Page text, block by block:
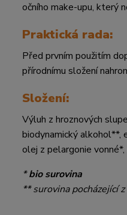
očního make-upu, který
Praktická rada:
Před prvním použitím
přírodnímu složení
Složení:
Výluh z hroznových
biodynamický alkohol**,
olej z pelargonie
*bio surovina
** surovina pocházející z